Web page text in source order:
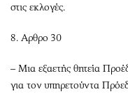
στις εκλογές.
8. Αρθρο 30
– Μια εξαετής θητεία
για τον υπηρετούντα